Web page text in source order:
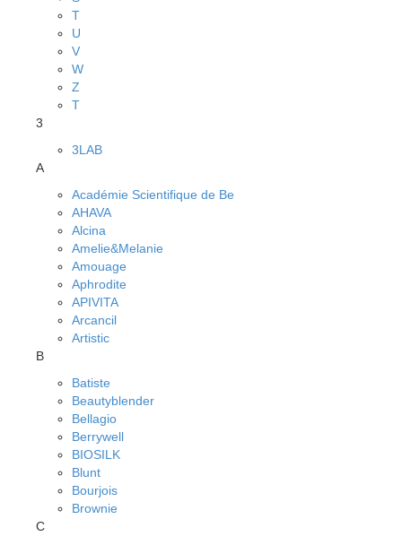
T
U
V
W
Z
Т
3
3LAB
A
Académie Scientifique de Be
AHAVA
Alcina
Amelie&Melanie
Amouage
Aphrodite
APIVITA
Arcancil
Artistic
B
Batiste
Beautyblender
Bellagio
Berrywell
BIOSILK
Blunt
Bourjois
Brownie
C